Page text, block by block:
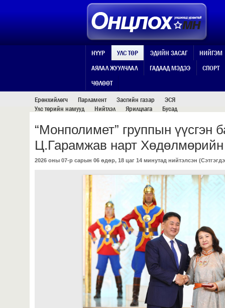
УЛС ТӨР
НҮҮР УЛС ТӨР ЭДИЙН ЗАСАГ
НИЙГЭМ
АЯЛАЛ ЖУУЛЧЛАЛ
ГАДААД МЭДЭЭ
СПОРТ
ЧӨЛӨӨТ
Ерөнхийлөгч
Парламент Засгийн газар
ЭСЯ
Улс төрийн намууд
Нийтлэл Ярилцлага Бусад
“Монполимет” группын үүсгэн
Ц.Гарамжав нарт Хөдөлмөрийн
2026 оны 07-р сарын 06 өдөр, 18 цаг 14 минутад нийтэлсэн (